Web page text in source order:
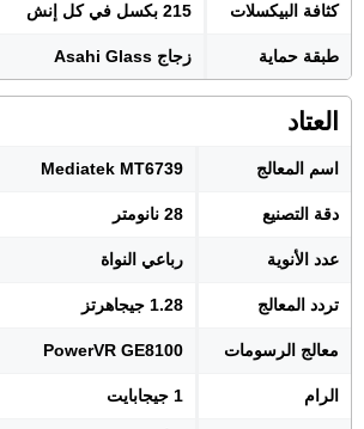
كثافة البيكسلات 215 بكسل في كل إنش
طبقة حماية زجاج Asahi Glass
العتاد
اسم المعالج Mediatek MT6739
دقة التصنيع 28 نانومتر
عدد الأنوية رباعي النواة
تردد المعالج 1.28 جيجاهرتز
معالج الرسومات PowerVR GE8100
الرام 1 جيجابايت